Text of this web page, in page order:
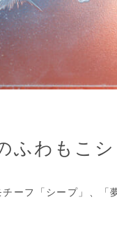
ふわもこ
ーフ「シープ」、「